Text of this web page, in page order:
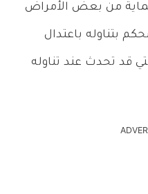
من بعض الأمراض
بتناوله باعتدال
قد تحدث عند تناوله